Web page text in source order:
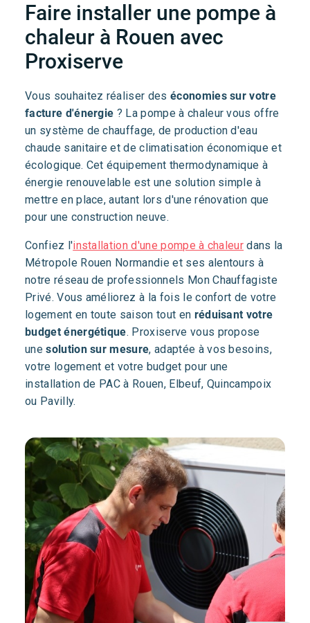
Faire installer une pompe à
chaleur à Rouen avec
Proxiserve
Vous souhaitez réaliser des économies sur votre
facture d'énergie ? La pompe à chaleur vous offre
un système de chauffage, de production d'eau
chaude sanitaire et de climatisation économique et
écologique. Cet équipement thermodynamique à
énergie renouvelable est une solution simple à
mettre en place, autant lors d'une rénovation que
pour une construction neuve.
Confiez l'installation d'une pompe à chaleur dans la
Métropole Rouen Normandie et ses alentours à
notre réseau de professionnels Mon Chauffagiste
Privé. Vous améliorez à la fois le confort de votre
logement en toute saison tout en réduisant votre
budget énergétique. Proxiserve vous propose
unesolution sur mesure, adaptée à vos besoins,
votre logement et votre budget pour une
installation de PAC à Rouen, Elbeuf, Quincampoix
ou Pavilly.